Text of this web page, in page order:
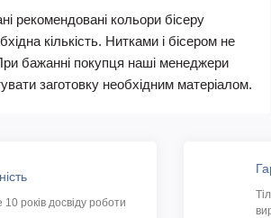
рекомендовані кольори бісеру
кількість. Нитками і бісером не
бажанні покупця наші менеджери
заготовку необхідним матеріалом.
10 років досвіду роботи